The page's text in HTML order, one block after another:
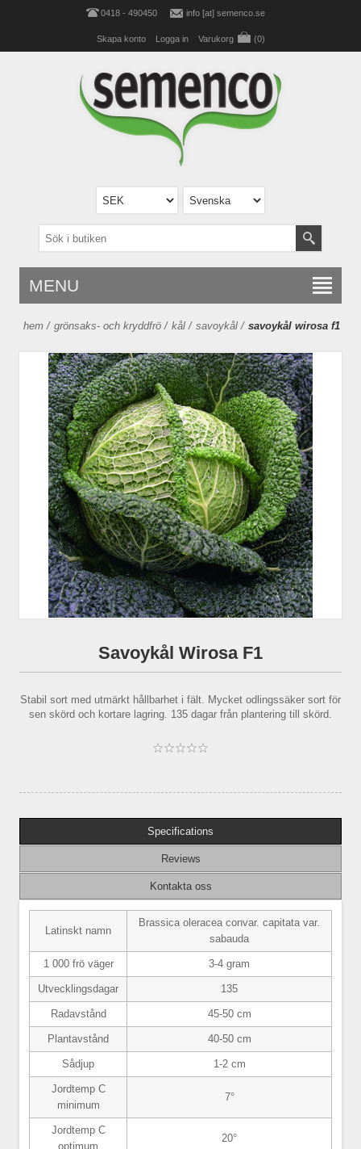
0418 - 490450 info [at] semenco.se
Skapa konto Logga in Varukorg (0)
MENU
hem / grönsaks- och kryddfrö / kål / savoykål / savoykål wirosa f1
Savoykål Wirosa F1
Stabil sort med utmärkt hållbarhet i fält. Mycket odlingssäker sort för
sen skörd och kortare lagring. 135 dagar från plantering till skörd.
Specifications
Reviews
Kontakta oss
Latinskt namn
Brassica oleracea convar. capitata var.
sabauda
1 000 frö väger 3-4 gram
Utvecklingsdagar 135
Radavstånd 45-50 cm
Plantavstånd 40-50 cm
Sådjup 1-2 cm
Jordtemp C
minimum
7°
Jordtemp C
optimum
20°